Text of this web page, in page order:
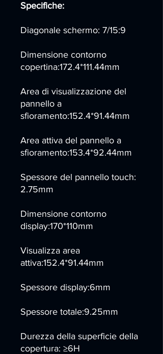
Specifiche:
Diagonale schermo: 7/15:9
Dimensione contorno
copertina:172.4*111.44mm
Area di visualizzazione del
pannello a
sfioramento:152.4*91.44mm
Area attiva del pannello a
sfioramento:153.4*92.44mm
Spessore del pannello touch:
2.75mm
Dimensione contorno
display:170*110mm
Visualizza area
attiva:152.4*91.44mm
Spessore display:6mm
Spessore totale:9.25mm
Durezza della superficie della
copertura: ≥6H